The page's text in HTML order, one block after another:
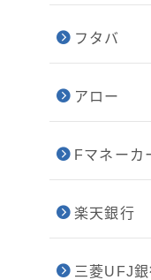
フタバ
アロー
Fマネーカ
楽天銀行
三菱UFJ